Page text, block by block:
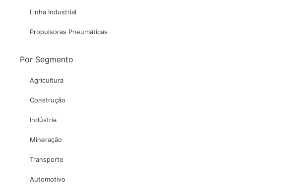
Linha Industrial
Propulsoras Pneumáticas
Por Segmento
Agricultura
Construção
Indústria
Mineração
Transporte
Automotivo